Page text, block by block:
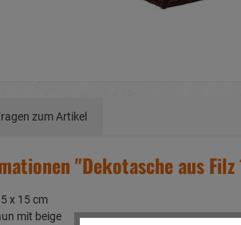
zum Artikel
"Dekotasche aus Filz
x 15 cm
mit beige